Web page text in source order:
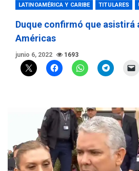
LATINOAMÉRICA Y CARIBE TITULARES
Duque confirmó que asistirá
Américas
junio 6, 2022 1693